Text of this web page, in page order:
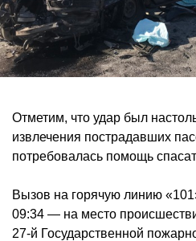
Отметим, что удар был
извлечения пострадавших
потребовалась помощь
Вызов на горячую линию
09:34 — на место
27-й Государственной